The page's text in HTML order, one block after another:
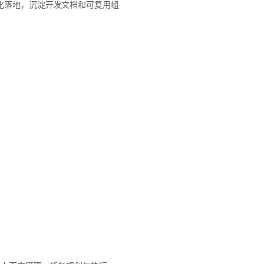
地，沉淀开发文档和可复用组